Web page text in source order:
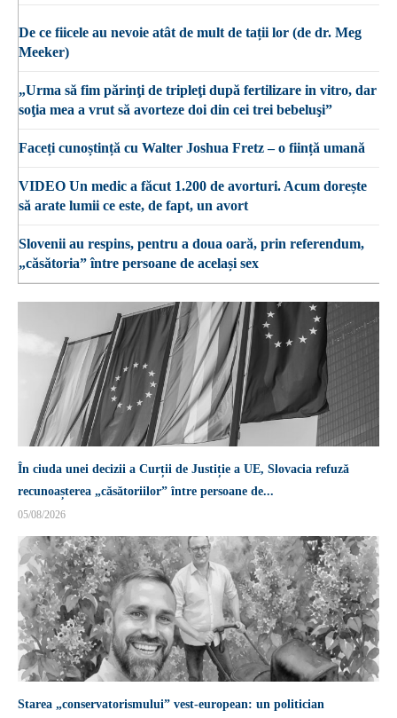
În ciuda unei decizii a Curții de Justiție a UE, Slovacia refuză
recunoașterea „căsătoriilor” între persoane de...
05/08/2026
Starea „conservatorismului” vest-european: un politician
De ce fiicele au nevoie atât de mult de tații lor (de dr. Meg
Meeker)
„Urma să fim părinţi de tripleţi după fertilizare in vitro, dar
soţia mea a vrut să avorteze doi din cei trei bebeluşi”
Faceți cunoștință cu Walter Joshua Fretz – o ființă umană
VIDEO Un medic a făcut 1.200 de avorturi. Acum dorește
să arate lumii ce este, de fapt, un avort
Slovenii au respins, pentru a doua oară, prin referendum,
„căsătoria” între persoane de același sex